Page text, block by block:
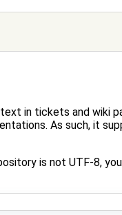
in tickets and wiki
As such, it
is not UTF-8,